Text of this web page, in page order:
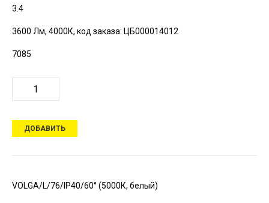
3.4
3600 Лм, 4000К, код заказа: ЦБ000014012
7085
ДОБАВИТЬ
VOLGA/L/76/IP40/60° (5000К, белый)